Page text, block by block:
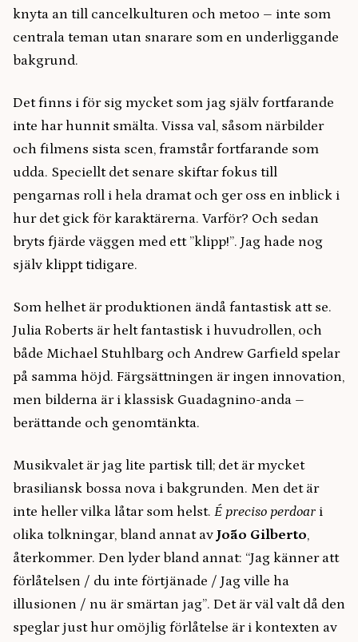
knyta an till cancelkulturen och metoo – inte som
centrala teman utan snarare som en underliggande
bakgrund.
Det finns i för sig mycket som jag själv fortfarande
inte har hunnit smälta. Vissa val, såsom närbilder
och filmens sista scen, framstår fortfarande som
udda. Speciellt det senare skiftar fokus till
pengarnas roll i hela dramat och ger oss en inblick i
hur det gick för karaktärerna. Varför? Och sedan
bryts fjärde väggen med ett ”klipp!”. Jag hade nog
själv klippt tidigare.
Som helhet är produktionen ändå fantastisk att se.
Julia Roberts är helt fantastisk i huvudrollen, och
både Michael Stuhlbarg och Andrew Garfield spelar
på samma höjd. Färgsättningen är ingen innovation,
men bilderna är i klassisk Guadagnino-anda –
berättande och genomtänkta.
Musikvalet är jag lite partisk till; det är mycket
brasiliansk bossa nova i bakgrunden. Men det är
inte heller vilka låtar som helst. É preciso perdoar i
olika tolkningar, bland annat av João Gilberto,
återkommer. Den lyder bland annat: “Jag känner att
förlåtelsen / du inte förtjänade / Jag ville ha
illusionen / nu är smärtan jag”. Det är väl valt då den
speglar just hur omöjlig förlåtelse är i kontexten av